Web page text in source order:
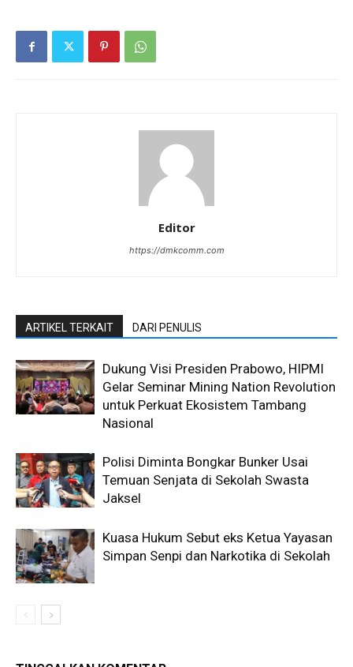
Editor
https://dmkcomm.com
ARTIKEL TERKAIT DARI PENULIS
Dukung Visi Presiden Prabowo, HIPMI
Gelar Seminar Mining Nation Revolution
untuk Perkuat Ekosistem Tambang
Nasional
Polisi Diminta Bongkar Bunker Usai
Temuan Senjata di Sekolah Swasta
Jaksel
Kuasa Hukum Sebut eks Ketua Yayasan
Simpan Senpi dan Narkotika di Sekolah